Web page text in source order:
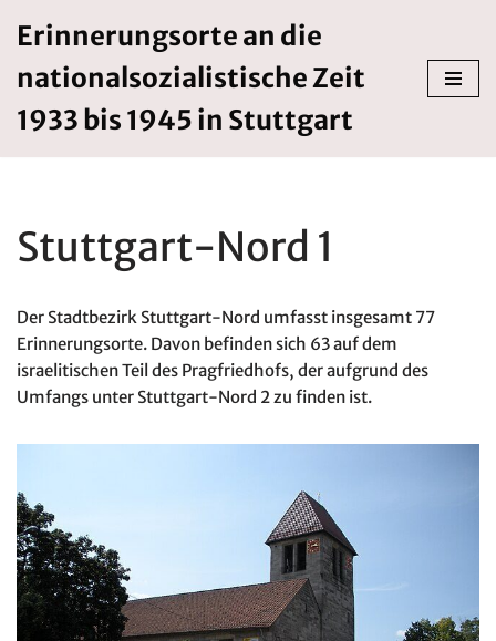
Inhalt
springen
Erinnerungsorte an die
nationalsozialistische Zeit
1933 bis 1945 in Stuttgart
Stuttgart-Nord 1
Der Stadtbezirk Stuttgart-Nord umfasst insgesamt 77
Erinnerungsorte. Davon befinden sich 63 auf dem
israelitischen Teil des Pragfriedhofs, der aufgrund des
Umfangs unter Stuttgart-Nord 2 zu finden ist.